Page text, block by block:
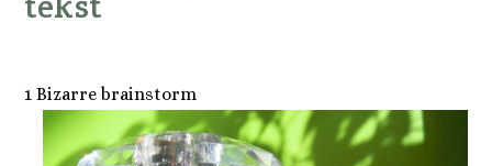
1 Bizarre brainstorm